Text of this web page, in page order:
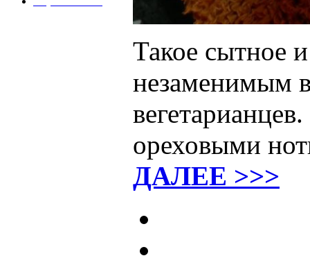
Такое сытное
незаменимым
ореховыми
ДАЛЕЕ >>>